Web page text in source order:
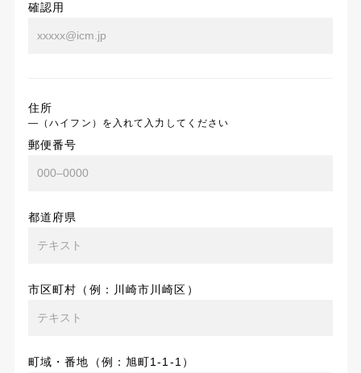
確認用
住所
―（ハイフン）を入れて入力してください
郵便番号
都道府県
市区町村（例：川崎市川崎区）
町域・番地（例：旭町1-1-1）